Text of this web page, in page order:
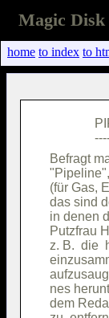
Magic Disk
home to index to
Befragt
(für Gas,
das sind
in denen
Putzfrau
z. B.  die
nes
dem